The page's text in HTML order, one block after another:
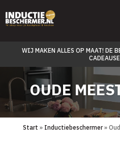
WIJ MAKEN ALLES OP MAAT! DE
OUDE
Start » Inductiebeschermer»